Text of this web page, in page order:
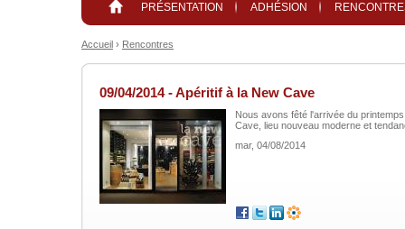
PRÉSENTATION ADHÉSION
Accueil › Rencontres
09/04/2014 - Apéritif à la New Cave
Nous avons fêté l'arrivée du
Cave, lieu nouveau moderne et
mar, 04/08/2014